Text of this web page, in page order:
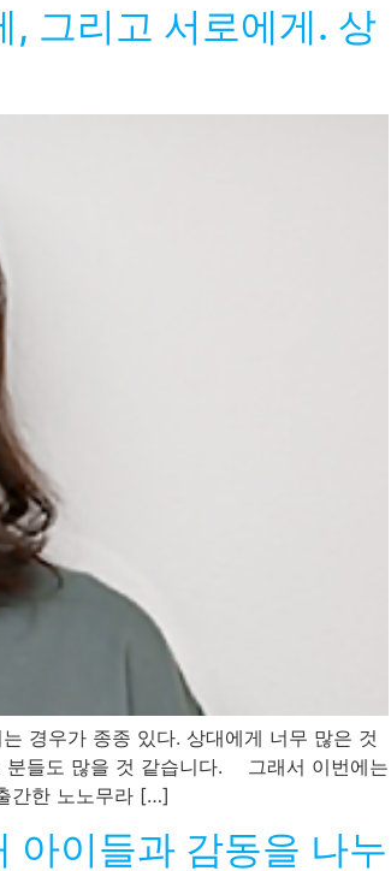
그리고 서로에게. 상
경우가 종종 있다. 상대에게 너무 많은 것
분들도 많을 것 같습니다. 그래서 이번에는
간한 노노무라 […]
아이들과 감동을 나누